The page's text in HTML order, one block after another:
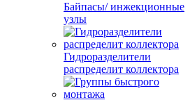
Байпасы/ инжекционные
узлы
Гидроразделители
распределит коллектора